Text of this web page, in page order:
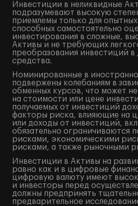
Инвестиции в неликвидные
подразумевают высокую
приемлемы только для
способных самостоятельно
инвестирования в сложные,
Активы и не требующих
преобразования инвестиций в
средства.
Номинированные в
подвержены колебаниям в
обменных курсов, что может
на стоимости или цене
получаемых от инвестиций
факторы риска, влияющие на
или доходы от инвестиций,
обязательно ограничиваются
рисками, экономическими
рисками, а также рыночными
Инвестиции в Активы на
равно как и в цифровые
цифровую валюту имеют
и инвесторы перед
должны предпринять
предварительное